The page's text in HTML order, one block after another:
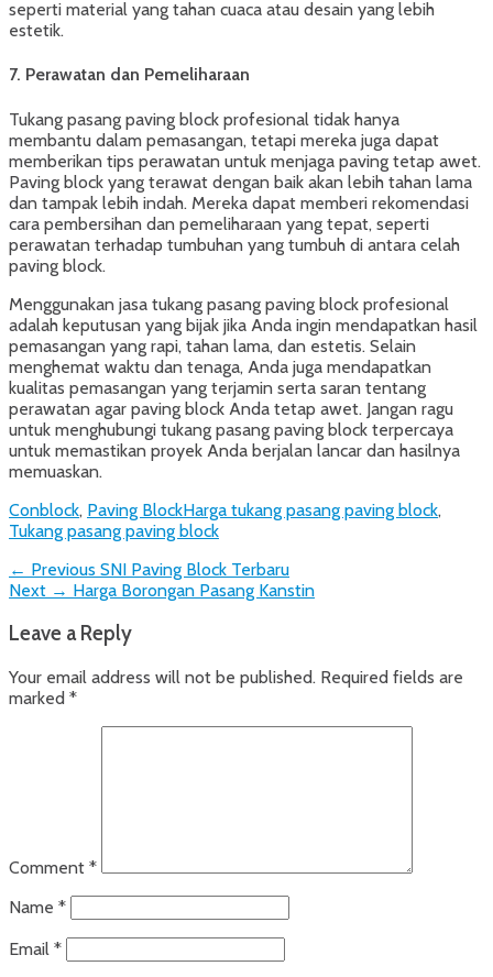
seperti material yang tahan cuaca atau desain yang lebih
estetik.
7. Perawatan dan Pemeliharaan
Tukang pasang paving block profesional tidak hanya
membantu dalam pemasangan, tetapi mereka juga dapat
memberikan tips perawatan untuk menjaga paving tetap awet.
Paving block yang terawat dengan baik akan lebih tahan lama
dan tampak lebih indah. Mereka dapat memberi rekomendasi
cara pembersihan dan pemeliharaan yang tepat, seperti
perawatan terhadap tumbuhan yang tumbuh di antara celah
paving block.
Menggunakan jasa tukang pasang paving block profesional
adalah keputusan yang bijak jika Anda ingin mendapatkan hasil
pemasangan yang rapi, tahan lama, dan estetis. Selain
menghemat waktu dan tenaga, Anda juga mendapatkan
kualitas pemasangan yang terjamin serta saran tentang
perawatan agar paving block Anda tetap awet. Jangan ragu
untuk menghubungi tukang pasang paving block terpercaya
untuk memastikan proyek Anda berjalan lancar dan hasilnya
memuaskan.
Categories
Conblock, Paving BlockTags
Harga tukang pasang paving block,
Tukang pasang paving block
Post
navigation
← Previous Previous
post:
SNI Paving Block Terbaru
Next → Next
Harga Borongan Pasang Kanstin
Leave a Reply
Your email address will not be published. Required fields are
marked *
Comment *
Name *
Email *